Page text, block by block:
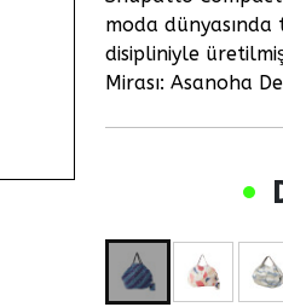
moda dünyasında
disipliniyle
Mirası: Asanoha